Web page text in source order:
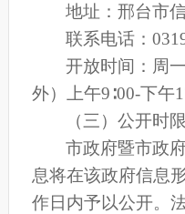
地址：邢台市
联系电话：
开放时间：周
外）上午9∶00-下午
（三）公开时限
市政府暨市政
息将在该政府信息
作日内予以公开。